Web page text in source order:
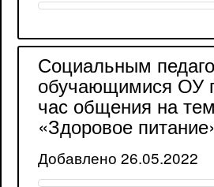
Социальным
обучающимися ОУ
час общения на
«Здоровое
Добавлено 26.05.2022